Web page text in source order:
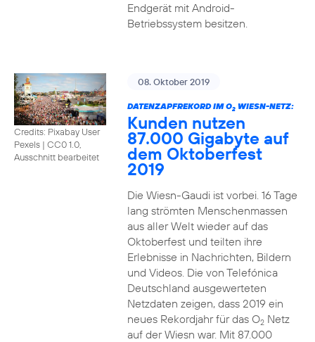
Endgerät mit Android-
Betriebssystem besitzen.
Credits: Pixabay User
Pexels | CC0 1.0,
Ausschnitt bearbeitet
08. Oktober 2019
DATENZAPFREKORD IM O2WIESN-NETZ:
Kunden nutzen
87.000 Gigabyte auf
dem Oktoberfest
2019
Die Wiesn-Gaudi ist vorbei. 16 Tage
lang strömten Menschenmassen
aus aller Welt wieder auf das
Oktoberfest und teilten ihre
Erlebnisse in Nachrichten, Bildern
und Videos. Die von Telefónica
Deutschland ausgewerteten
Netzdaten zeigen, dass 2019 ein
neues Rekordjahr für das O2Netz
auf der Wiesn war. Mit 87.000